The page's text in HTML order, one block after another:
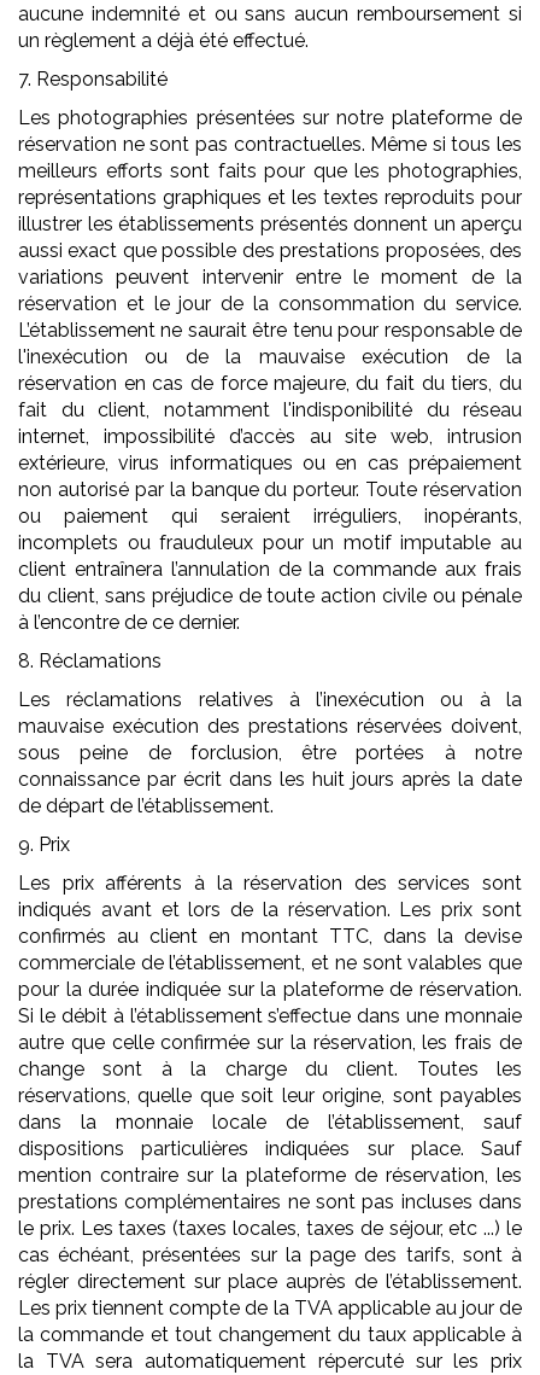
aucune indemnité et ou sans aucun remboursement si
un règlement a déjà été effectué.
7. Responsabilité
Les photographies présentées sur notre plateforme de
réservation ne sont pas contractuelles. Même si tous les
meilleurs efforts sont faits pour que les photographies,
représentations graphiques et les textes reproduits pour
illustrer les établissements présentés donnent un aperçu
aussi exact que possible des prestations proposées, des
variations peuvent intervenir entre le moment de la
réservation et le jour de la consommation du service.
L’établissement ne saurait être tenu pour responsable de
l'inexécution ou de la mauvaise exécution de la
réservation en cas de force majeure, du fait du tiers, du
fait du client, notamment l'indisponibilité du réseau
internet, impossibilité d’accès au site web, intrusion
extérieure, virus informatiques ou en cas prépaiement
non autorisé par la banque du porteur. Toute réservation
ou paiement qui seraient irréguliers, inopérants,
incomplets ou frauduleux pour un motif imputable au
client entraînera l’annulation de la commande aux frais
du client, sans préjudice de toute action civile ou pénale
à l’encontre de ce dernier.
8. Réclamations
Les réclamations relatives à l’inexécution ou à la
mauvaise exécution des prestations réservées doivent,
sous peine de forclusion, être portées à notre
connaissance par écrit dans les huit jours après la date
de départ de l’établissement.
9. Prix
Les prix afférents à la réservation des services sont
indiqués avant et lors de la réservation. Les prix sont
confirmés au client en montant TTC, dans la devise
commerciale de l’établissement, et ne sont valables que
pour la durée indiquée sur la plateforme de réservation.
Si le débit à l’établissement s’effectue dans une monnaie
autre que celle confirmée sur la réservation, les frais de
change sont à la charge du client. Toutes les
réservations, quelle que soit leur origine, sont payables
dans la monnaie locale de l’établissement, sauf
dispositions particulières indiquées sur place. Sauf
mention contraire sur la plateforme de réservation, les
prestations complémentaires ne sont pas incluses dans
le prix. Les taxes (taxes locales, taxes de séjour, etc ...) le
cas échéant, présentées sur la page des tarifs, sont à
régler directement sur place auprès de l’établissement.
Les prix tiennent compte de la TVA applicable au jour de
la commande et tout changement du taux applicable à
la TVA sera automatiquement répercuté sur les prix